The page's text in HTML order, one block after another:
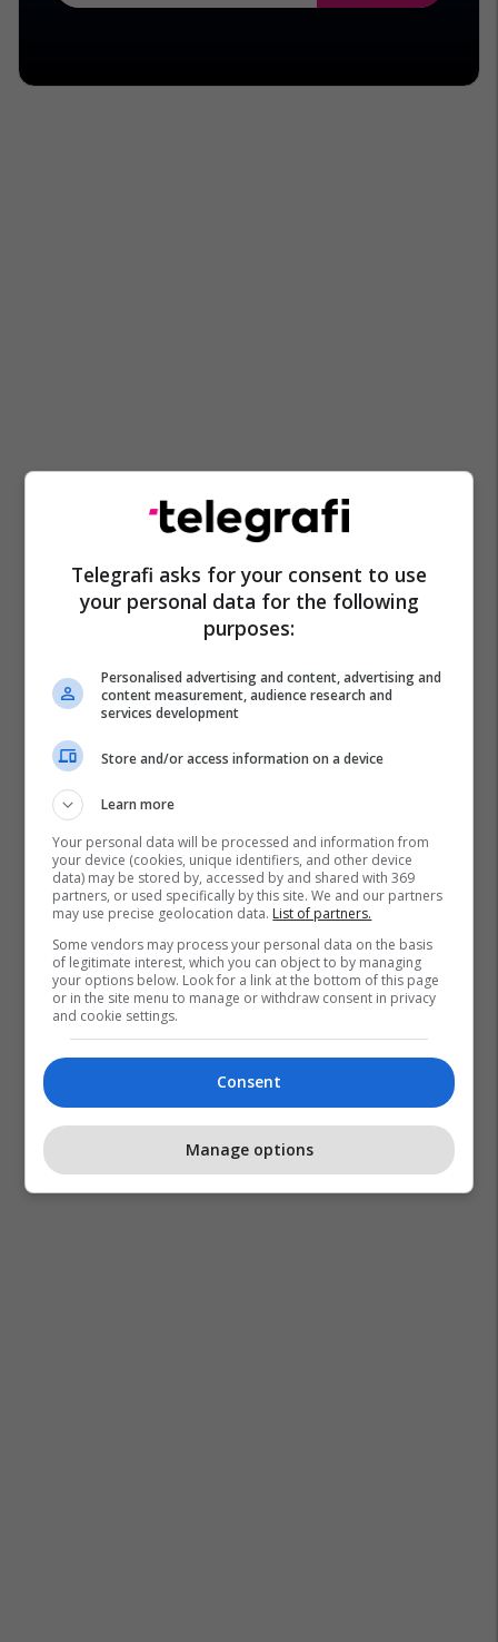
Telegrafi asks for your consent to use
your personal data for the following
purposes:
Personalised advertising and content, advertising and
content measurement, audience research and
services development
Store and/or access information on a device
Learn more
Your personal data will be processed and information from
your device (cookies, unique identifiers, and other device
data) may be stored by, accessed by and shared with 369
partners, or used specifically by this site. We and our partners
may use precise geolocation data. List of partners.
Some vendors may process your personal data on the basis
of legitimate interest, which you can object to by managing
your options below. Look for a link at the bottom of this page
or in the site menu to manage or withdraw consent in privacy
and cookie settings.
Consent
Manage options